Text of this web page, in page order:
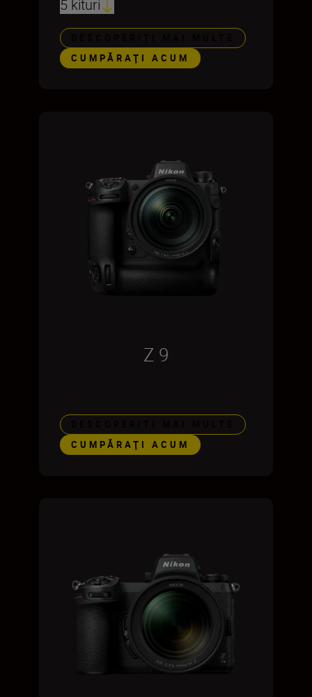
5 kituri
CUMPĂRAŢI ACUM
Z 9
CUMPĂRAŢI ACUM